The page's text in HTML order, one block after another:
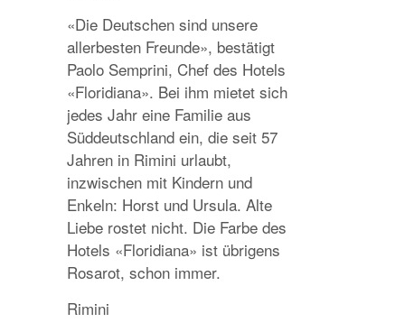
«Die Deutschen sind unsere
allerbesten Freunde», bestätigt
Paolo Semprini, Chef des Hotels
«Floridiana». Bei ihm mietet sich
jedes Jahr eine Familie aus
Süddeutschland ein, die seit 57
Jahren in Rimini urlaubt,
inzwischen mit Kindern und
Enkeln: Horst und Ursula. Alte
Liebe rostet nicht. Die Farbe des
Hotels «Floridiana» ist übrigens
Rosarot, schon immer.
Rimini